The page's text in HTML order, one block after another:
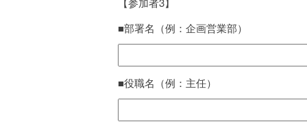
■部署名（例：企画営業部）
■役職名（例：主任）